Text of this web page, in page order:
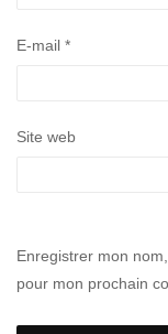
E-mail *
Site web
Enregistrer mon
pour mon prochain